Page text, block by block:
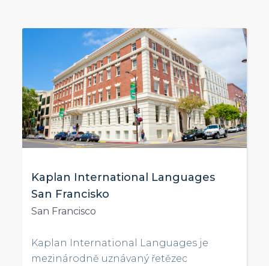
Kaplan International Languages
San Francisko
San Francisco
Kaplan International Languages je
mezinárodně uznávaný řetězec